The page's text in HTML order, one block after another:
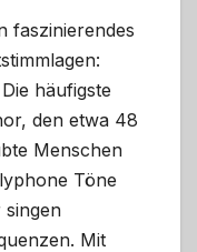
faszinierendes
häufigste
den etwa 48
Menschen
Töne
singen
Mit